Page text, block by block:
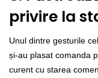
privire la
Unul dintre gesturile
și-au plasat comanda
curent cu starea